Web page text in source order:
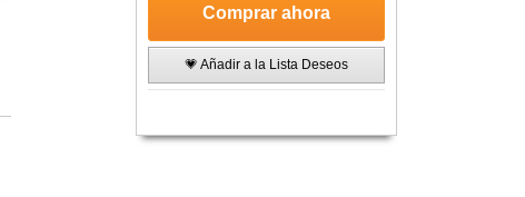
💗 Añadir a la Lista Deseos